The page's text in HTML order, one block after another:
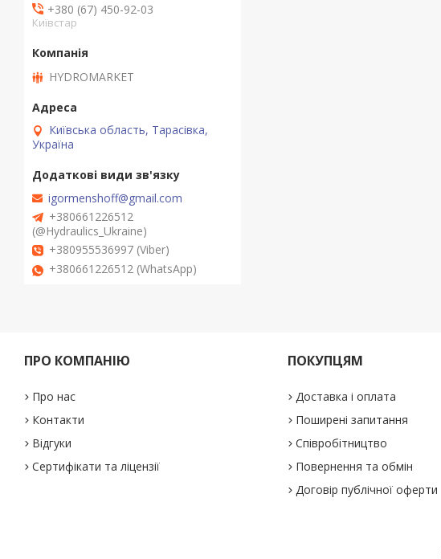
+380 (67) 450-92-03
Київстар
HYDROMARKET
Київська область, Тарасівка,
Україна
igormenshoff@gmail.com
+380661226512
(@Hydraulics_Ukraine)
+380955536997 (Viber)
+380661226512 (WhatsApp)
ПРО КОМПАНІЮ
Про нас
Контакти
Відгуки
Сертифікати та ліцензії
ПОКУПЦЯМ
Доставка і оплата
Поширені запитання
Співробітництво
Повернення та обмін
Договір публічної оферти